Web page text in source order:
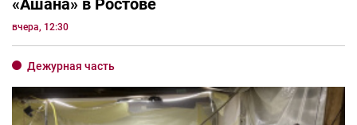
«Ашана» в Ростове
вчера, 12:30
Дежурная часть